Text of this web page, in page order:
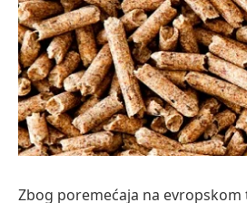
Zbog poremećaja na evropskom